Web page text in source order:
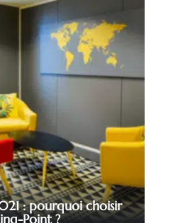
: pourquoi choisir
Point ?